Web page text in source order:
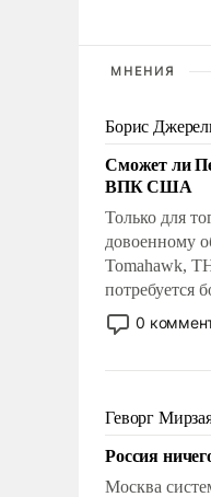
МНЕНИЯ
Борис
Сможет ли
ВПК США
Только для
довоенному
Tomahawk,
потребуется
небольшая
опустошила
уязвимости
Китаем.
0
Геворг
Россия
Москва